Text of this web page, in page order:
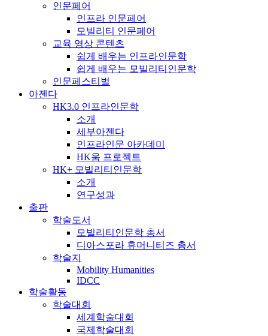
인문페어
인프라 인문페어
모빌리티 인문페어
교육 영상 콘텐츠
쉽게 배우는 인프라인문학
쉽게 배우는 모빌리티인문학
인문페스티벌
아젠다
HK3.0 인프라인문학
소개
세부아젠다
인프라인문 아카데미
HK움 프로젝트
HK+ 모빌리티인문학
소개
연구성과
출판
학술도서
모빌리티인문학 총서
디아스포라 휴머니티즈 총서
학술지
Mobility Humanities
IDCC
학술활동
학술대회
세계학술대회
국제학술대회